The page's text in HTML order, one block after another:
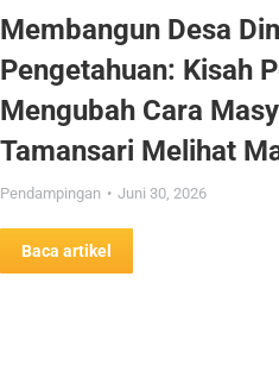
Membangun Desa
Pengetahuan: Kisah
Mengubah Cara
Tamansari Melihat
Pendampingan Juni 30, 2026
Baca artikel